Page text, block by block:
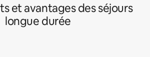
et avantages des séjours
longue durée